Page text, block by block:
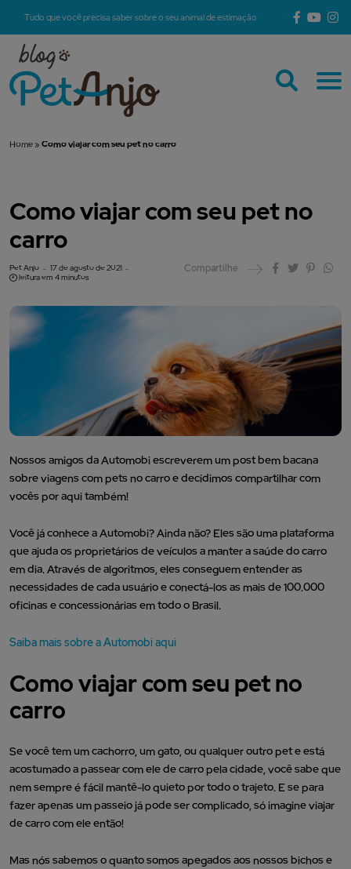
Tudo que você precisa saber sobre o seu animal de estimação
Home » Como viajar com seu pet no carro
Como viajar com seu pet no
carro
Pet Anjo
17 de agosto de 2021
leitura em 4 minutos
Compartilhe
Nossos amigos da Automobi escreverem um post bem bacana
sobre viagens com pets no carro e decidimos compartilhar com
vocês por aqui também!
Você já conhece a Automobi? Ainda não? Eles são uma plataforma
que ajuda os proprietários de veículos a manter a saúde do carro
em dia. Através de algoritmos, eles conseguem entender as
necessidades de cada usuário e conectá-los as mais de 100.000
oficinas e concessionárias em todo o Brasil.
Saiba mais sobre a Automobi aqui
Como viajar com seu pet no
carro
Se você tem um cachorro, um gato, ou qualquer outro pet e está
acostumado a passear com ele de carro pela cidade, você sabe que
nem sempre é fácil mantê-lo quieto por todo o trajeto. E se para
fazer apenas um passeio já pode ser complicado, só imagine viajar
de carro com ele então!
Mas nós sabemos o quanto somos apegados aos nossos bichos e